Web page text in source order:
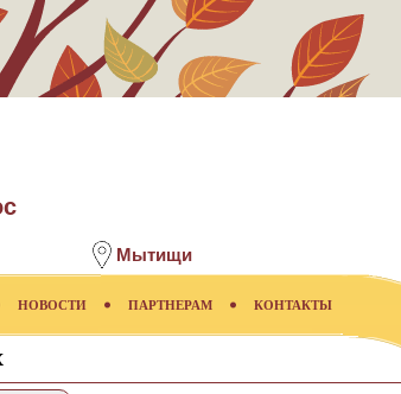
Мытищи
НОВОСТИ ПАРТНЕРАМ КОНТАКТЫ